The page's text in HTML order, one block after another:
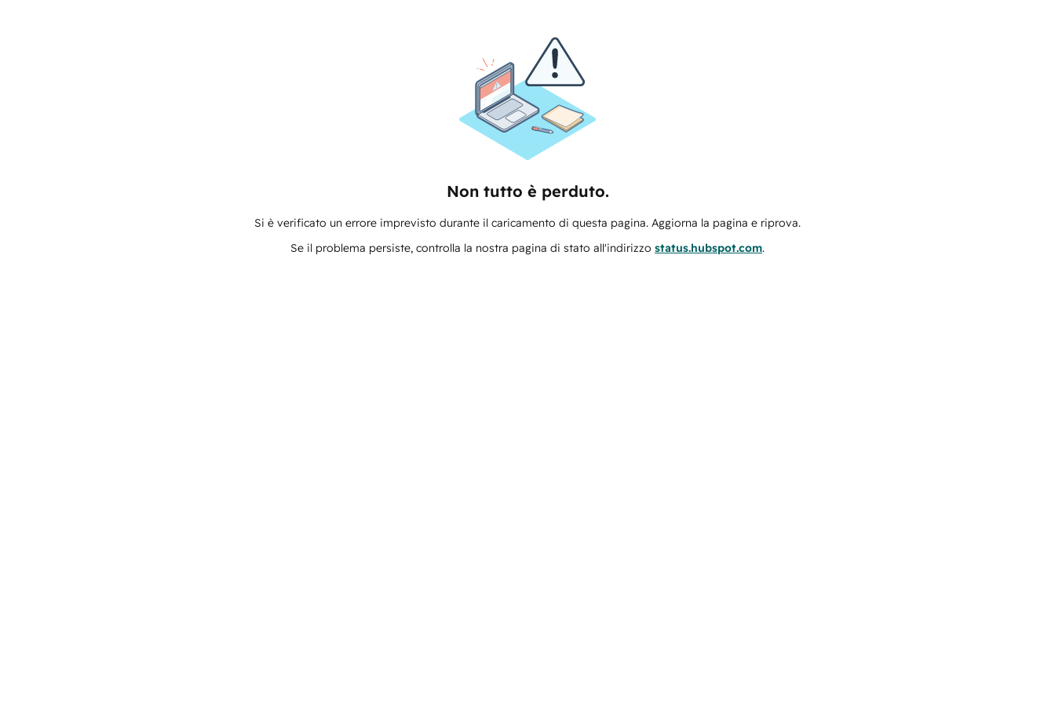
Non tutto è perduto.
Si è verificato un errore imprevisto durante il caricamento di questa pagina. Aggiorna la pagina e riprova.
Se il problema persiste, controlla la nostra pagina di stato all'indirizzo status.hubspot.com.